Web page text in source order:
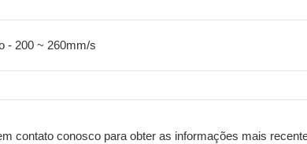
- 200 ~ 260mm/s
contato conosco para obter as informações mais